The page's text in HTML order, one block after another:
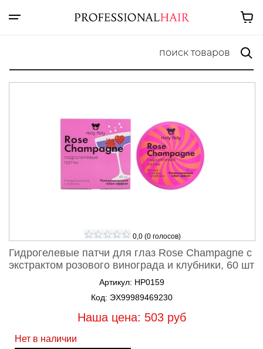
0,0(0голосов)
Гидрогелевые патчи для глаз Rose Champagne с
экстрактом розового винограда и клубники, 60 шт
Артикул: HP0159
Код: ЭХ99989469230
Наша цена: 503 руб
Нет в наличии